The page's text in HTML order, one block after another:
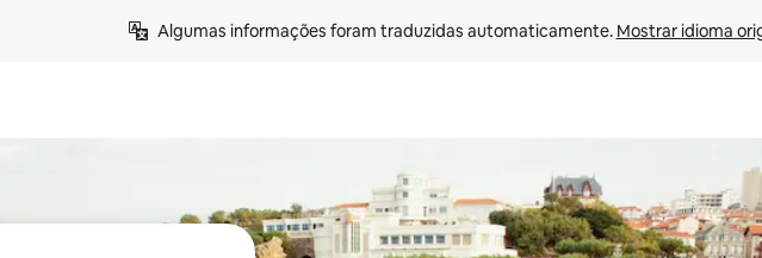
Algumas informações foram traduzidas automaticamente. Mostrar idioma